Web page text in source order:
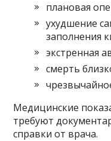
плановая
ухудшение
заполнения
экстренная
смерть
Медицинские
требуют
справки от врача.